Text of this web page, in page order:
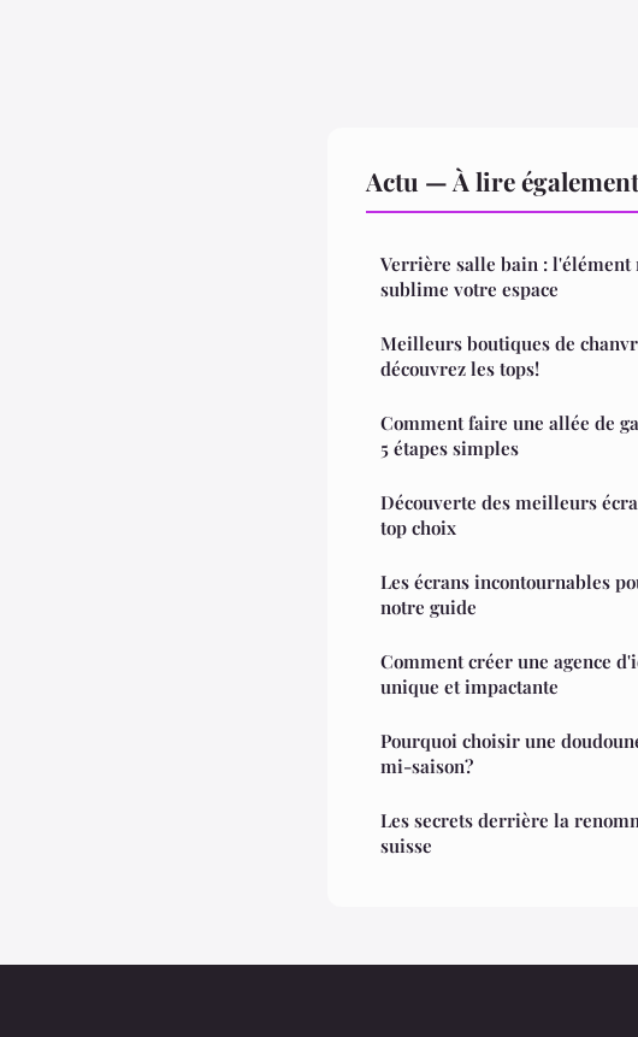
Actu — À lire également
Verrière salle bain : l'élément
sublime votre espace
Meilleurs boutiques de
découvrez les tops!
Comment faire une allée de
5 étapes simples
Découverte des meilleurs
top choix
Les écrans incontournables
notre guide
Comment créer une agence
unique et impactante
Pourquoi choisir une
mi-saison?
Les secrets derrière la
suisse